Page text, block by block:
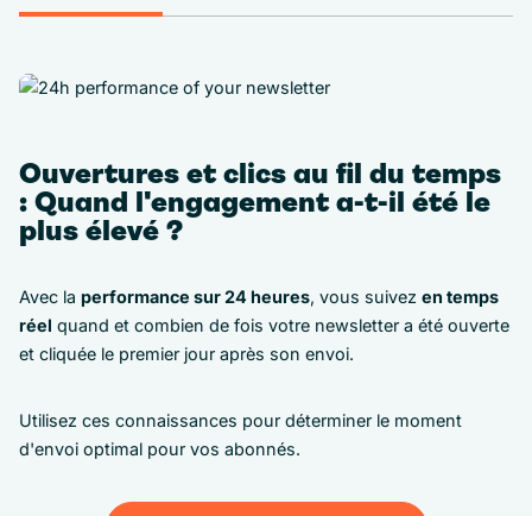
Ouvertures et clics au fil du temps
: Quand l'engagement a-t-il été le
plus élevé ?
Avec la performance sur 24 heures, vous suivez en temps
réel quand et combien de fois votre newsletter a été ouverte
et cliquée le premier jour après son envoi.
Utilisez ces connaissances pour déterminer le moment
d'envoi optimal pour vos abonnés.